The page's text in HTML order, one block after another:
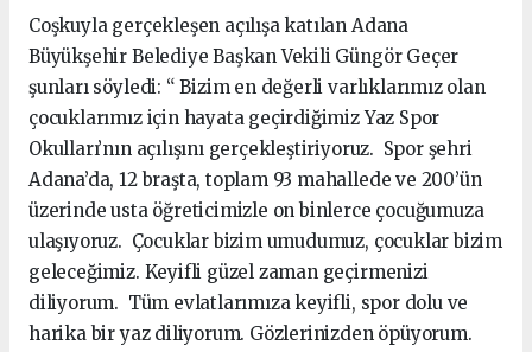
Coşkuyla gerçekleşen açılışa katılan Adana
Büyükşehir Belediye Başkan Vekili Güngör Geçer
şunları söyledi: “ Bizim en değerli varlıklarımız olan
çocuklarımız için hayata geçirdiğimiz Yaz Spor
Okulları’nın açılışını gerçekleştiriyoruz. Spor şehri
Adana’da, 12 braşta, toplam 93 mahallede ve 200’ün
üzerinde usta öğreticimizle on binlerce çocuğumuza
ulaşıyoruz. Çocuklar bizim umudumuz, çocuklar bizim
geleceğimiz. Keyifli güzel zaman geçirmenizi
diliyorum. Tüm evlatlarımıza keyifli, spor dolu ve
harika bir yaz diliyorum. Gözlerinizden öpüyorum.